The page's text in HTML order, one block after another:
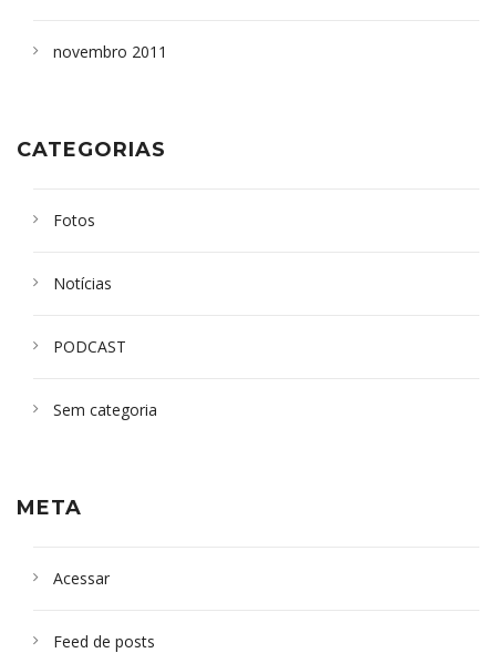
novembro 2011
CATEGORIAS
Fotos
Notícias
PODCAST
Sem categoria
META
Acessar
Feed de posts